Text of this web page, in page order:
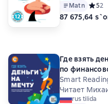
Matn
52
87 675,64
Где взять
по
подростка.
Smart
Читает
rus tilida